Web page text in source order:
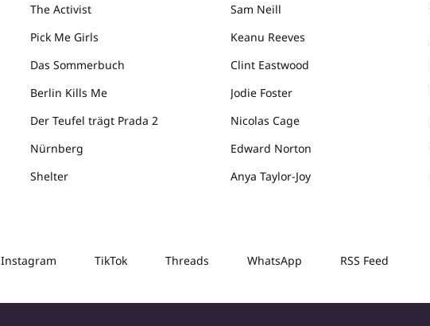
The Activist
Pick Me Girls
Das Sommerbuch
Berlin Kills Me
Der Teufel trägt Prada 2
Nürnberg
Shelter
Sam Neill
Keanu Reeves
Clint Eastwood
Jodie Foster
Nicolas Cage
Edward Norton
Anya Taylor-Joy
Instagram TikTok Threads WhatsApp RSS Feed